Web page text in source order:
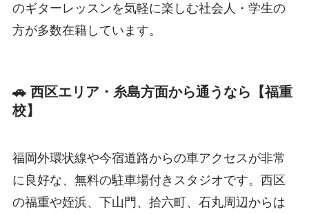
のギターレッスンを気軽に楽しむ社会人・学生の
方が多数在籍しています。
🚗 西区エリア・糸島方面から通うなら【福重
校】
福岡外環状線や今宿道路からの車アクセスが非常
に良好な、無料の駐車場付きスタジオです。西区
の福重や姪浜、下山門、拾六町、石丸周辺からは